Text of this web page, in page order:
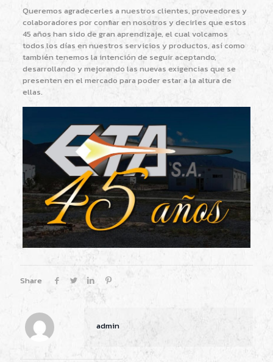
Queremos agradecerles a nuestros clientes, proveedores y
colaboradores por confiar en nosotros y decirles que estos
45 años han sido de gran aprendizaje, el cual volcamos
todos los días en nuestros servicios y productos, así como
también tenemos la intención de seguir aceptando,
desarrollando y mejorando las nuevas exigencias que se
presenten en el mercado para poder estar a la altura de
ellas.
Share
admin